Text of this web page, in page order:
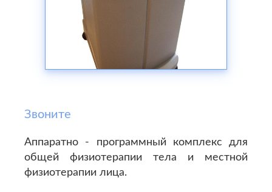
Звоните
Аппаратно - программный комплекс для
общей физиотерапии тела и местной
физиотерапии лица.